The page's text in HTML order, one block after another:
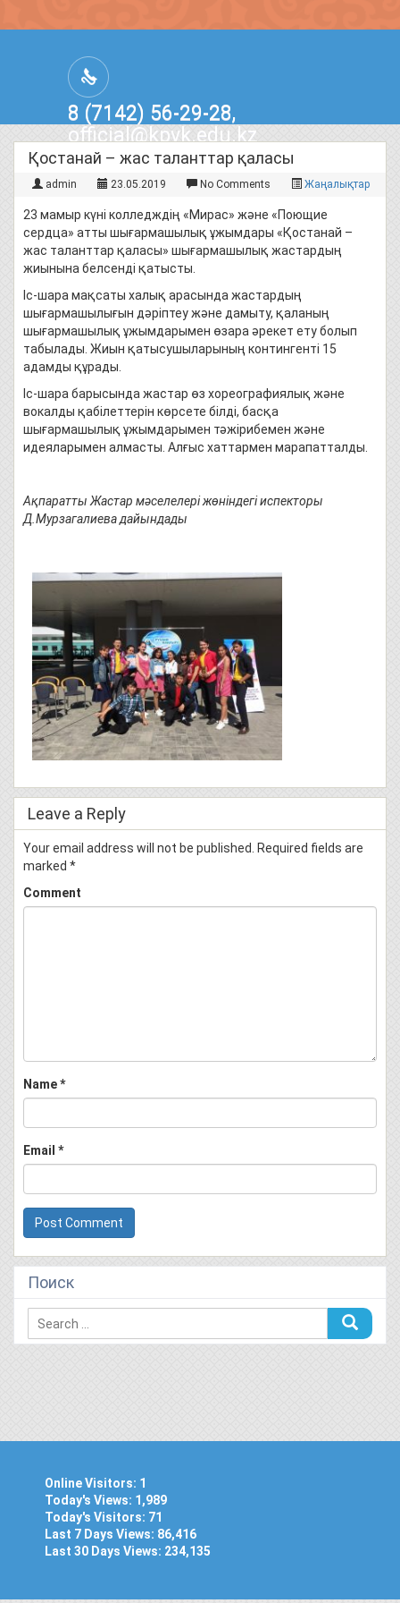
8 (7142) 56-29-28,
official@kpvk.edu.kz
г.Костанай, Проспект Кобыланды
Батыра, 3
Қостанай – жас таланттар қаласы
admin 23.05.2019 No Comments Жаңалықтар
23 мамыр күні колледждің «Мирас» және «Поющие
сердца» атты шығармашылық ұжымдары «Қостанай –
жас таланттар қаласы» шығармашылық жастардың
жиынына белсенді қатысты.
Іс-шара мақсаты халық арасында жастардың
шығармашылығын дәріптеу және дамыту, қаланың
шығармашылық ұжымдарымен өзара әрекет ету болып
табылады. Жиын қатысушыларының контингенті 15
адамды құрады.
Іс-шара барысында жастар өз хореографиялық және
вокалды қабілеттерін көрсете білді, басқа
шығармашылық ұжымдарымен тәжірибемен және
идеяларымен алмасты. Алғыс хаттармен марапатталды.
Ақпаратты Жастар мәселелері жөніндегі испекторы
Д.Мурзагалиева дайындады
Leave a Reply
Your email address will not be published.
Required fields are
marked *
Comment
Name*
Email *
Поиск
Online Visitors: 1
Today's Views: 1,989
Today's Visitors: 71
Last 7 Days Views: 86,416
Last 30 Days Views: 234,135